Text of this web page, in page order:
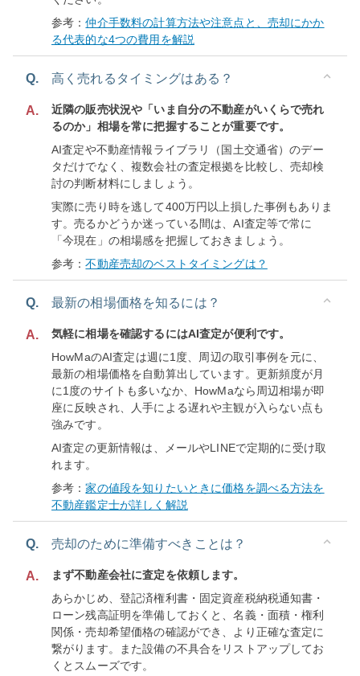
参考：仲介手数料の計算方法や注意点と、売却にかか
る代表的な4つの費用を解説
Q. 高く売れるタイミングはある？
A.
近隣の販売状況や「いま自分の不動産がいくらで売れ
るのか」相場を常に把握することが重要です。
AI査定や不動産情報ライブラリ（国土交通省）のデー
タだけでなく、複数会社の査定根拠を比較し、売却検
討の判断材料にしましょう。
実際に売り時を逃して400万円以上損した事例もありま
す。売るかどうか迷っている間は、AI査定等で常に
「今現在」の相場感を把握しておきましょう。
参考：不動産売却のベストタイミングは？
Q. 最新の相場価格を知るには？
A.
気軽に相場を確認するにはAI査定が便利です。
HowMaのAI査定は週に1度、周辺の取引事例を元に、
最新の相場価格を自動算出しています。更新頻度が月
に1度のサイトも多いなか、HowMaなら周辺相場が即
座に反映され、人手による遅れや主観が入らない点も
強みです。
AI査定の更新情報は、メールやLINEで定期的に受け取
れます。
参考：家の値段を知りたいときに価格を調べる方法を
不動産鑑定士が詳しく解説
Q. 売却のために準備すべきことは？
A.
まず不動産会社に査定を依頼します。
あらかじめ、登記済権利書・固定資産税納税通知書・
ローン残高証明を準備しておくと、名義・面積・権利
関係・売却希望価格の確認ができ、より正確な査定に
繋がります。また設備の不具合をリストアップしてお
くとスムーズです。